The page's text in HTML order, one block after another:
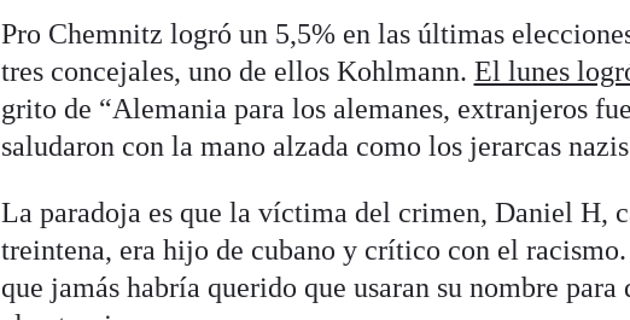
Pro Chemnitz logró un 5,5% en las últimas
tres concejales, uno de ellos Kohlmann. El lunes
grito de “Alemania para los alemanes, extranjeros
saludaron con la mano alzada como los jerarcas
La paradoja es que la víctima del crimen, Daniel H,
treintena, era hijo de cubano y crítico con el racismo.
que jamás habría querido que usaran su nombre para